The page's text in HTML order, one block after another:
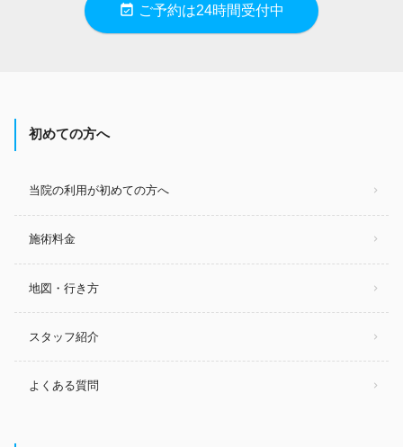
event_available ご予約は24時間受付中
初めての方へ
当院の利用が初めての方へ
施術料金
地図・行き方
スタッフ紹介
よくある質問